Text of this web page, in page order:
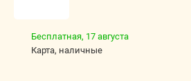
Бесплатная, 17 августа
карта, наличные